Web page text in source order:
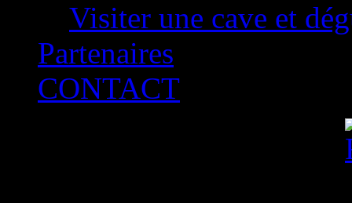
Visiter une cave et
Partenaires
CONTACT